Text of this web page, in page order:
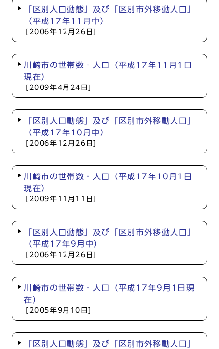
「区別人口動態」及び「区別市外移動人口」
（平成17年11月中）
[2006年12月26日]
川崎市の世帯数・人口（平成17年11月1日
現在）
[2009年4月24日]
「区別人口動態」及び「区別市外移動人口」
（平成17年10月中）
[2006年12月26日]
川崎市の世帯数・人口（平成17年10月1日
現在）
[2009年11月11日]
「区別人口動態」及び「区別市外移動人口」
（平成17年9月中）
[2006年12月26日]
川崎市の世帯数・人口（平成17年9月1日現
在）
[2005年9月10日]
「区別人口動態」及び「区別市外移動人口」